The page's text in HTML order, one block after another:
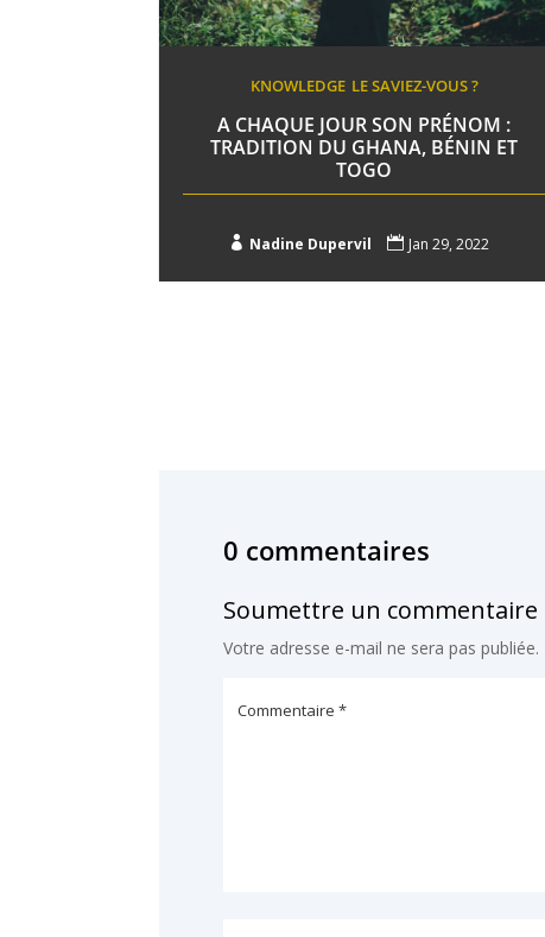
KNOWLEDGE LE SAVIEZ-VOUS ?
A CHAQUE JOUR SON PRÉNOM :
TRADITION DU GHANA, BÉNIN ET
TOGO
 Nadine Dupervil  Jan 29, 2022
0 commentaires
Soumettre un commentaire
Votre adresse e-mail ne sera pas publiée.